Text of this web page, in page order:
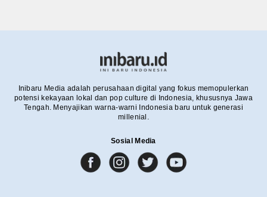
Inibaru Media adalah perusahaan digital yang fokus memopulerkan
potensi kekayaan lokal dan pop culture di Indonesia, khususnya Jawa
Tengah. Menyajikan warna-warni Indonesia baru untuk generasi
millenial.
Sosial Media